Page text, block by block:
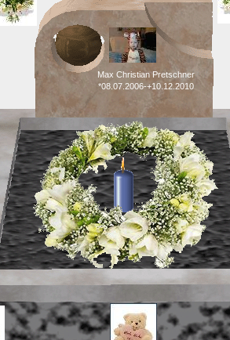
Max Christian Pretschner
*08.07.2006-+10.12.2010